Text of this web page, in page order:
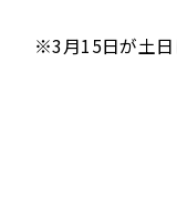
※3月15日が土